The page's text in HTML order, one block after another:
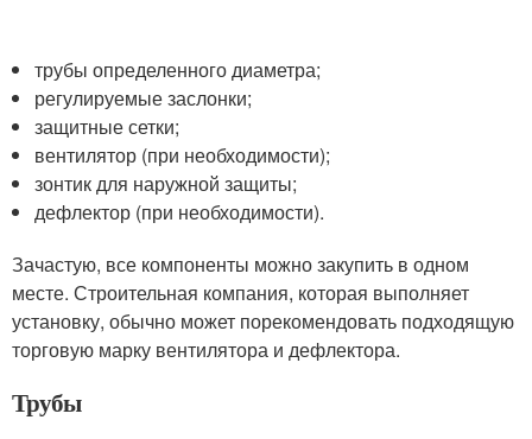
трубы определенного диаметра;
регулируемые заслонки;
защитные сетки;
вентилятор (при необходимости);
зонтик для наружной защиты;
дефлектор (при необходимости).
Зачастую, все компоненты можно закупить в одном
месте. Строительная компания, которая выполняет
установку, обычно может порекомендовать подходящую
торговую марку вентилятора и дефлектора.
Трубы